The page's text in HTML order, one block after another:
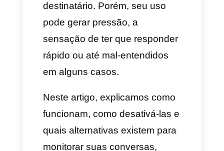
azuis, são uma das funções
mais úteis (e muitas vezes
polêmicas) do aplicativo. Elas
mensagem foi enviada,
entregue e finalmente lida pelo
destinatário. Porém, seu uso